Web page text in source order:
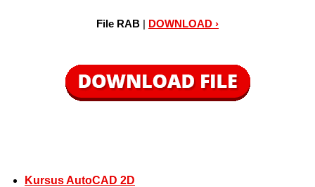
File RAB | DOWNLOAD ›
Kursus AutoCAD 2D